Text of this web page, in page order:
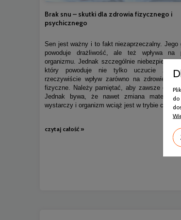
Brak snu – skutki dla zdrowia fizycznego i
psychicznego
Sen jest ważny i to fakt niezaprzeczalny. Jego
powoduje drażliwość, ale też wpływa na
organizmu. Jednak szczególnie
który powoduje nie tylko uczucie
rzeczywiście wpływ zarówno na zdrowie
fizyczne. Należy pamiętać, aby zawsze dbać
Jednak bywa, że nawet zmiana materaca
wystarczy i organizm wciąż jest w trybie
czytaj całość »
do